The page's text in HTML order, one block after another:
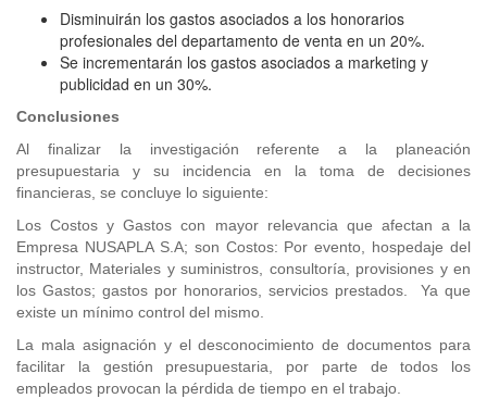
Disminuirán los gastos asociados a los honorarios
profesionales del departamento de venta en un 20%.
Se incrementarán los gastos asociados a marketing y
publicidad en un 30%.
Conclusiones
Al finalizar la investigación referente a la planeación
presupuestaria y su incidencia en la toma de decisiones
financieras, se concluye lo siguiente:
Los Costos y Gastos con mayor relevancia que afectan a la
Empresa NUSAPLA S.A; son Costos: Por evento, hospedaje del
instructor, Materiales y suministros, consultoría, provisiones y en
los Gastos; gastos por honorarios, servicios prestados. Ya que
existe un mínimo control del mismo.
La mala asignación y el desconocimiento de documentos para
facilitar la gestión presupuestaria, por parte de todos los
empleados provocan la pérdida de tiempo en el trabajo.